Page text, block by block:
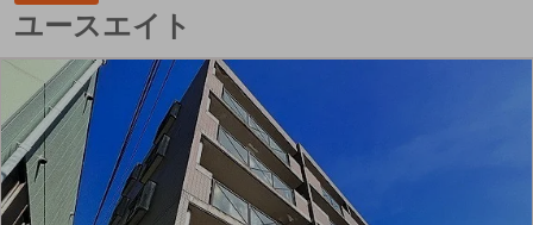
ユースエイト